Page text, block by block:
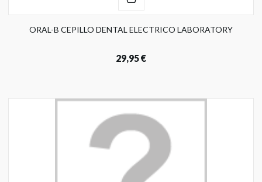
ORAL-B CEPILLO DENTAL ELECTRICO LABORATORY
29,95 €